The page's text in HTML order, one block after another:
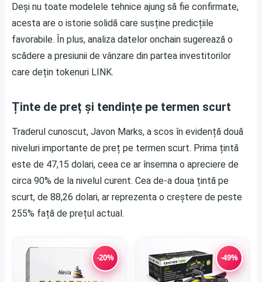
Deși nu toate modelele tehnice ajung să fie confirmate,
acesta are o istorie solidă care susține predicțiile
favorabile. În plus, analiza datelor onchain sugerează o
scădere a presiunii de vânzare din partea investitorilor
care dețin tokenuri LINK.
Ținte de preț și tendințe pe termen scurt
Traderul cunoscut, Javon Marks, a scos în evidență două
niveluri importante de preț pe termen scurt. Prima țintă
este de 47,15 dolari, ceea ce ar însemna o apreciere de
circa 90% de la nivelul curent. Cea de-a doua țintă pe
scurt, de 88,26 dolari, ar reprezenta o creștere de peste
255% față de prețul actual.
-20% -49%